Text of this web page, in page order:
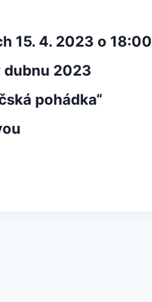
15. 4. 2023 o 18:00
dubnu 2023
pohádka“